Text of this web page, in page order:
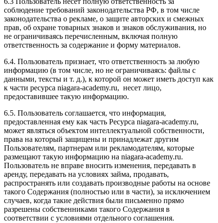
соблюдение требований законодательства РФ, в том числе
законодательства о рекламе, о защите авторских и смежных
прав, об охране товарных знаков и знаков обслуживания, но
не ограничиваясь перечисленным, включая полную
ответственность за содержание и форму материалов.
6.4. Пользователь признает, что ответственность за любую
информацию (в том числе, но не ограничиваясь: файлы с
данными, тексты и т. д.), к которой он может иметь доступ как
к части ресурса niagara-academy.ru, несет лицо,
предоставившее такую информацию.
6.5. Пользователь соглашается, что информация,
предоставленная ему как часть Ресурса niagara-academy.ru,
может являться объектом интеллектуальной собственности,
права на который защищены и принадлежат другим
Пользователям, партнерам или рекламодателям, которые
размещают такую информацию на niagara-academy.ru.
Пользователь не вправе вносить изменения, передавать в
аренду, передавать на условиях займа, продавать,
распространять или создавать производные работы на основе
такого Содержания (полностью или в части), за исключением
случаев, когда такие действия были письменно прямо
разрешены собственниками такого Содержания в
соответствии с условиями отдельного соглашения.